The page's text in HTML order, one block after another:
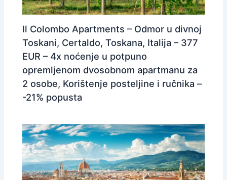
Il Colombo Apartments – Odmor u divnoj
Toskani, Certaldo, Toskana, Italija – 377
EUR – 4x noćenje u potpuno
opremljenom dvosobnom apartmanu za
2 osobe, Korištenje posteljine i ručnika –
-21% popusta